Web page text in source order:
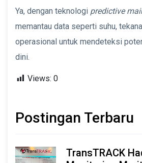
Ya, dengan teknologi predictive
memantau data seperti suhu,
operasional untuk mendeteksi
dini.
Views: 0
Postingan Terbaru
TransTRACK